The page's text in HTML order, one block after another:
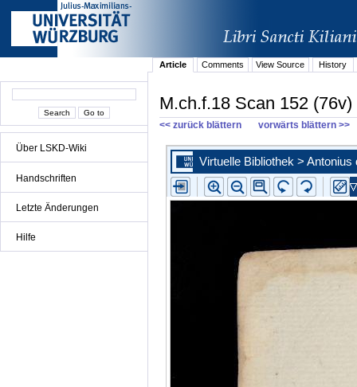
Über LSKD-Wiki
Handschriften
Letzte Änderungen
Hilfe
Article Comments View Source History
M.ch.f.18 Scan 152 (76v)
<< zurück blättern vorwärts blättern >>